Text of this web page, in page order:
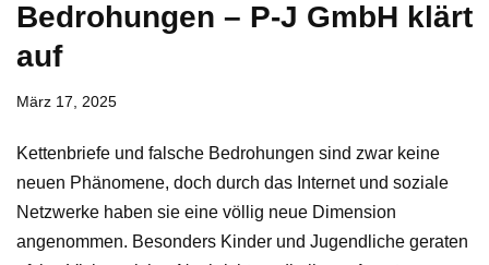
Bedrohungen – P-J GmbH klärt
auf
März 17, 2025
Kettenbriefe und falsche Bedrohungen sind zwar keine
neuen Phänomene, doch durch das Internet und soziale
Netzwerke haben sie eine völlig neue Dimension
angenommen. Besonders Kinder und Jugendliche geraten